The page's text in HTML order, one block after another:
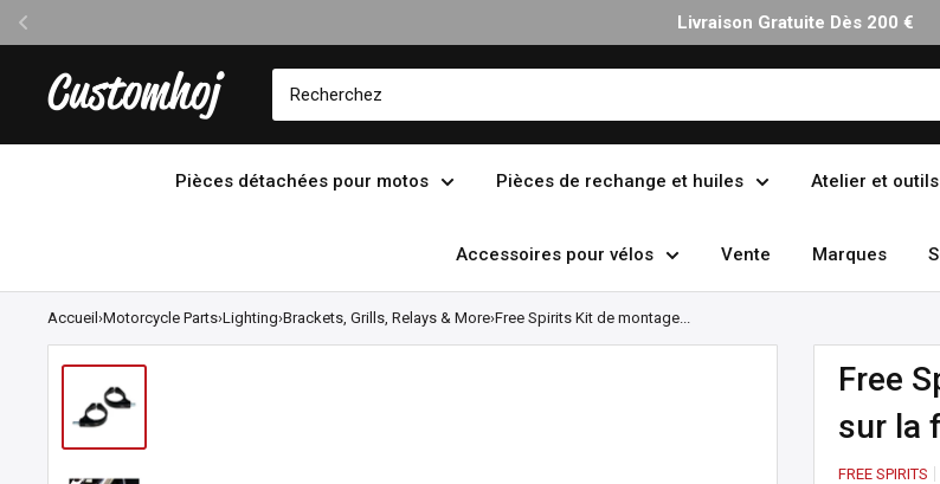
Livraison Gratuite Dès 200 €
Customhoj
Pièces détachées pour motos Pièces de rechange et huiles Atelier et outils
Accessoires pour vélos Vente Marques
Accueil ›Motorcycle Parts›Lighting›Brackets, Grills, Relays & More›Free Spirits Kit de montage...
Free
sur la
FREE SPIRITS